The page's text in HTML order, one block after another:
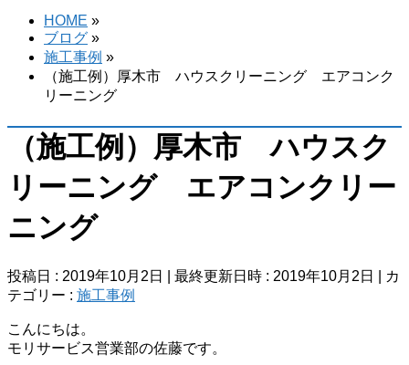
HOME »
ブログ »
施工事例 »
（施工例）厚木市 ハウスクリーニング エアコンク
リーニング
（施工例）厚木市 ハウスク
リーニング エアコンクリー
ニング
投稿日 : 2019年10月2日 最終更新日時 : 2019年10月2日
カ
テゴリー : 施工事例
こんにちは。
モリサービス営業部の佐藤です。